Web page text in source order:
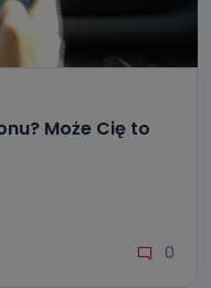
Może Cię to
0